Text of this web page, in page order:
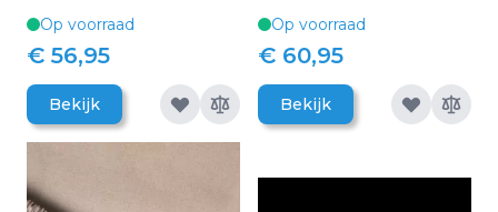
Op voorraad
€ 56,95
Bekijk
Op voorraad
€ 60,95
Bekijk